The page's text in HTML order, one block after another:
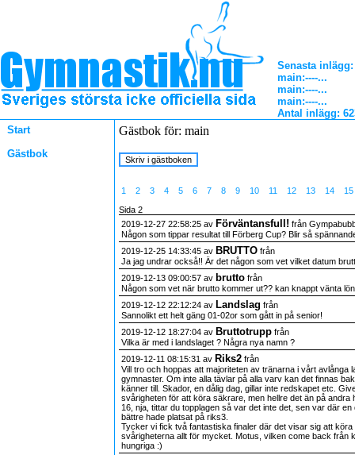
Senasta inlägg:
main:----...
main:----...
main:----...
Antal inlägg:
Start
Gästbok
Gästbok för: main
1 2 3 4 5 6 7 8 9 10 11 12 13 14
15
Sida 2
2019-12-27 22:58:25 av Förväntansfull! från
Någon som tippar resultat till Förberg Cup? Blir så
2019-12-25 14:33:45 av BRUTTO från
Ja jag undrar också!! Är det någon som vet vilket datum
2019-12-13 09:00:57 av brutto från
Någon som vet när brutto kommer ut?? kan knappt vänta
2019-12-12 22:12:24 av Landslag från
Sannolikt ett helt gäng 01-02or som gått in på senior!
2019-12-12 18:27:04 av Bruttotrupp från
Vilka är med i landslaget ? Några nya namn ?
2019-12-11 08:15:31 av Riks2 från
Vill tro och hoppas att majoriteten av tränarna i vårt avlånga
gymnaster. Om inte alla tävlar på alla varv kan det finnas
känner till. Skador, en dålig dag, gillar inte redskapet etc.
svårigheten för att köra säkrare, men hellre det än på
16, nja, tittar du topplagen så var det inte det, sen var där
bättre hade platsat på riks3.
Tycker vi fick två fantastiska finaler där det visar sig att
svårigheterna allt för mycket. Motus, vilken come back från
hungriga :)